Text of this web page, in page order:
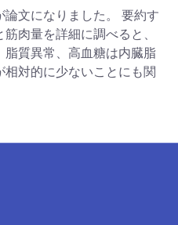
文になりました。 要約す
肉量を詳細に調べると、
質異常、高血糖は内臓脂
相対的に少ないことにも関